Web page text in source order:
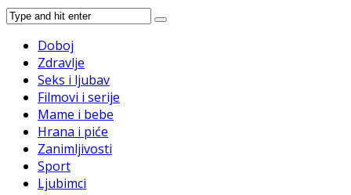
Doboj
Zdravlje
Seks i ljubav
Filmovi i serije
Mame i bebe
Hrana i piće
Zanimljivosti
Sport
Ljubimci